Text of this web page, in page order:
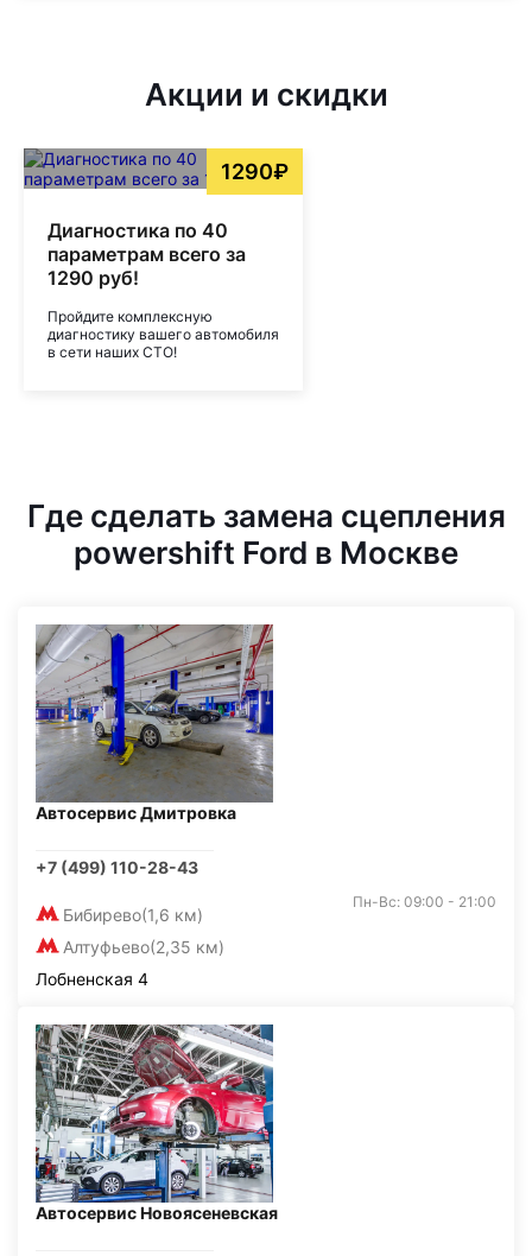
Акции и скидки
1290₽
Диагностика по 40
параметрам всего за
1290 руб!
Пройдите комплексную
диагностику вашего автомобиля
в сети наших СТО!
Где сделать замена сцепления
powershift Ford в Москве
Автосервис Дмитровка
+7 (499) 110-28-43
Бибирево(1,6 км)
Алтуфьево(2,35 км)
Пн-Вс: 09:00 - 21:00
Лобненская 4
Автосервис Новоясеневская